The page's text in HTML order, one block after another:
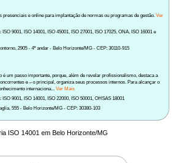
presenciais e online para implantação de normas ou programas de gestão.Ver
9001, ISO 14001, ISO 45001, ISO 27001, ISO 17025, ONA, ISO 16001 e
2905 - 4º andar - Belo Horizonte/MG - CEP: 30110-915
é um passo importante, porque, além de revelar profissionalismo, destaca a
e – o principal, organiza seus processos internos. Para alcançar o
internaciona...Ver Mais
9001, ISO 14001, ISO 22000, ISO 50001, OHSAS 18001
555 - Belo Horizonte/MG - CEP: 30380-103
ISO 14001 em Belo Horizonte/MG